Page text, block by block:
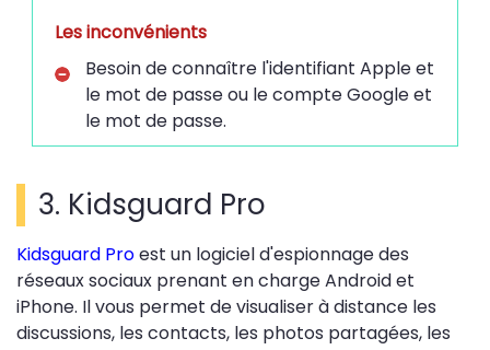
Les inconvénients
Besoin de connaître l'identifiant Apple et
le mot de passe ou le compte Google et
le mot de passe.
3. Kidsguard Pro
Kidsguard Proest un logiciel d'espionnage des
réseaux sociaux prenant en charge Android et
iPhone. Il vous permet de visualiser à distance les
discussions, les contacts, les photos partagées, les